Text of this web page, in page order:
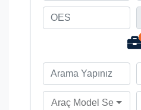
Araç Model Seçiniz